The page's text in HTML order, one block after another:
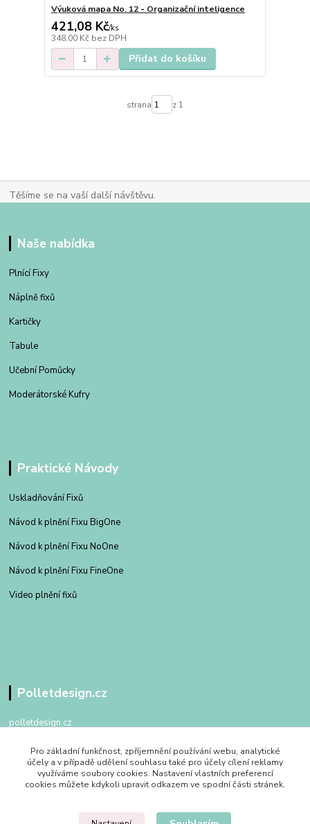
Výuková mapa No. 12 - Organizační inteligence
421,08 Kč/ks
348,00 Kč bez DPH
Přidat do košíku
strana z 1
Těšíme se na vaší další návštěvu.
Naše nabídka
Plnící Fixy
Náplně fixů
Kartičky
Tabule
Učební Pomůcky
Moderátorské Kufry
Praktické Návody
Uskladňování Fixů
Návod k plnění Fixu BigOne
Návod k plnění Fixu NoOne
Návod k plnění Fixu FineOne
Video plnění fixů
Polletdesign.cz
polletdesign.cz
+420 602 475 762
po - pa 09:00 - 17:00
Pro základní funkčnost, zpříjemnění používání webu, analytické
účely a v případě udělení souhlasu také pro účely cílení reklamy
využíváme soubory cookies. Nastavení vlastních preferencí
cookies můžete kdykoli upravit odkazem ve spodní části stránek.